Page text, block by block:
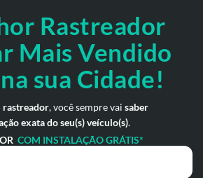
Rastreador
Mais Vendido
sua Cidade!
rastreador, você sempre vai saber
exata do seu(s) veículo(s).
COM INSTALAÇÃO GRÁTIS*